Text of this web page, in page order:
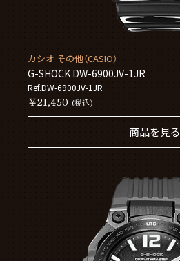
カシオ その他（CASIO）
G-SHOCK DW-6900JV-1JR
Ref.DW-6900JV-1JR
￥21,450 (税込)
商品を見る